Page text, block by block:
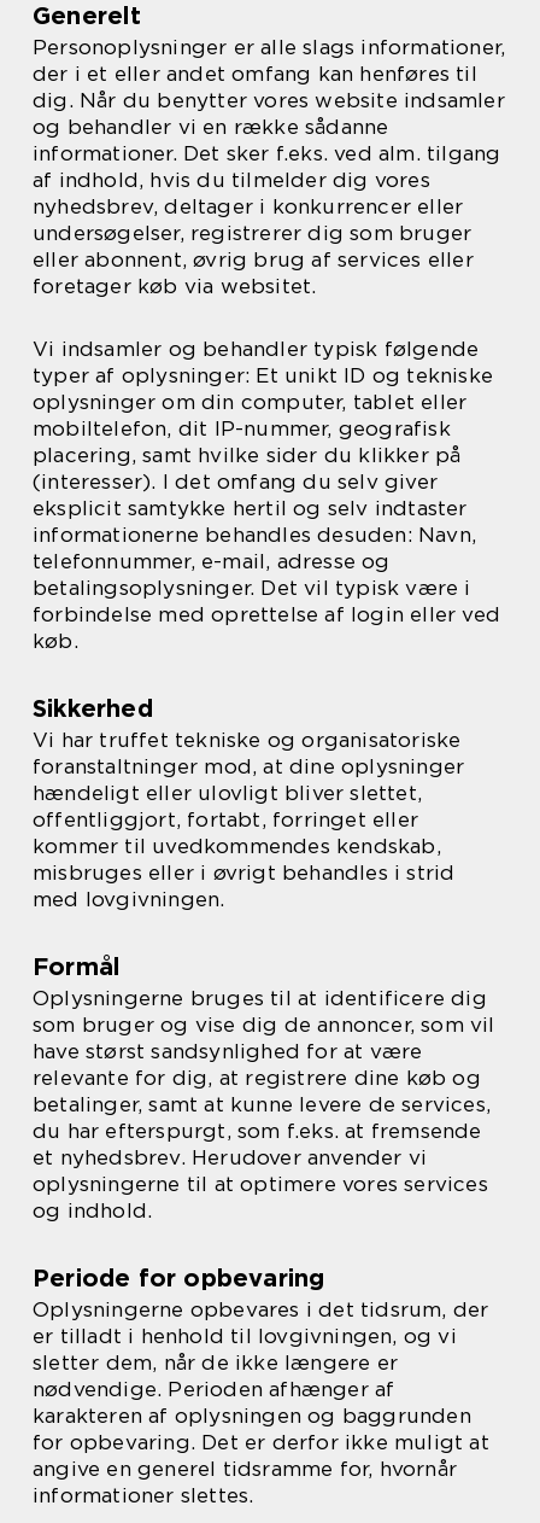
Generelt
Personoplysninger er alle slags informationer,
der i et eller andet omfang kan henføres til
dig. Når du benytter vores website indsamler
og behandler vi en række sådanne
informationer. Det sker f.eks. ved alm. tilgang
af indhold, hvis du tilmelder dig vores
nyhedsbrev, deltager i konkurrencer eller
undersøgelser, registrerer dig som bruger
eller abonnent, øvrig brug af services eller
foretager køb via websitet.
Vi indsamler og behandler typisk følgende
typer af oplysninger: Et unikt ID og tekniske
oplysninger om din computer, tablet eller
mobiltelefon, dit IP-nummer, geografisk
placering, samt hvilke sider du klikker på
(interesser). I det omfang du selv giver
eksplicit samtykke hertil og selv indtaster
informationerne behandles desuden: Navn,
telefonnummer, e-mail, adresse og
betalingsoplysninger. Det vil typisk være i
forbindelse med oprettelse af login eller ved
køb.
Sikkerhed
Vi har truffet tekniske og organisatoriske
foranstaltninger mod, at dine oplysninger
hændeligt eller ulovligt bliver slettet,
offentliggjort, fortabt, forringet eller
kommer til uvedkommendes kendskab,
misbruges eller i øvrigt behandles i strid
med lovgivningen.
Formål
Oplysningerne bruges til at identificere dig
som bruger og vise dig de annoncer, som vil
have størst sandsynlighed for at være
relevante for dig, at registrere dine køb og
betalinger, samt at kunne levere de services,
du har efterspurgt, som f.eks. at fremsende
et nyhedsbrev. Herudover anvender vi
oplysningerne til at optimere vores services
og indhold.
Periode for opbevaring
Oplysningerne opbevares i det tidsrum, der
er tilladt i henhold til lovgivningen, og vi
sletter dem, når de ikke længere er
nødvendige. Perioden afhænger af
karakteren af oplysningen og baggrunden
for opbevaring. Det er derfor ikke muligt at
angive en generel tidsramme for, hvornår
informationer slettes.